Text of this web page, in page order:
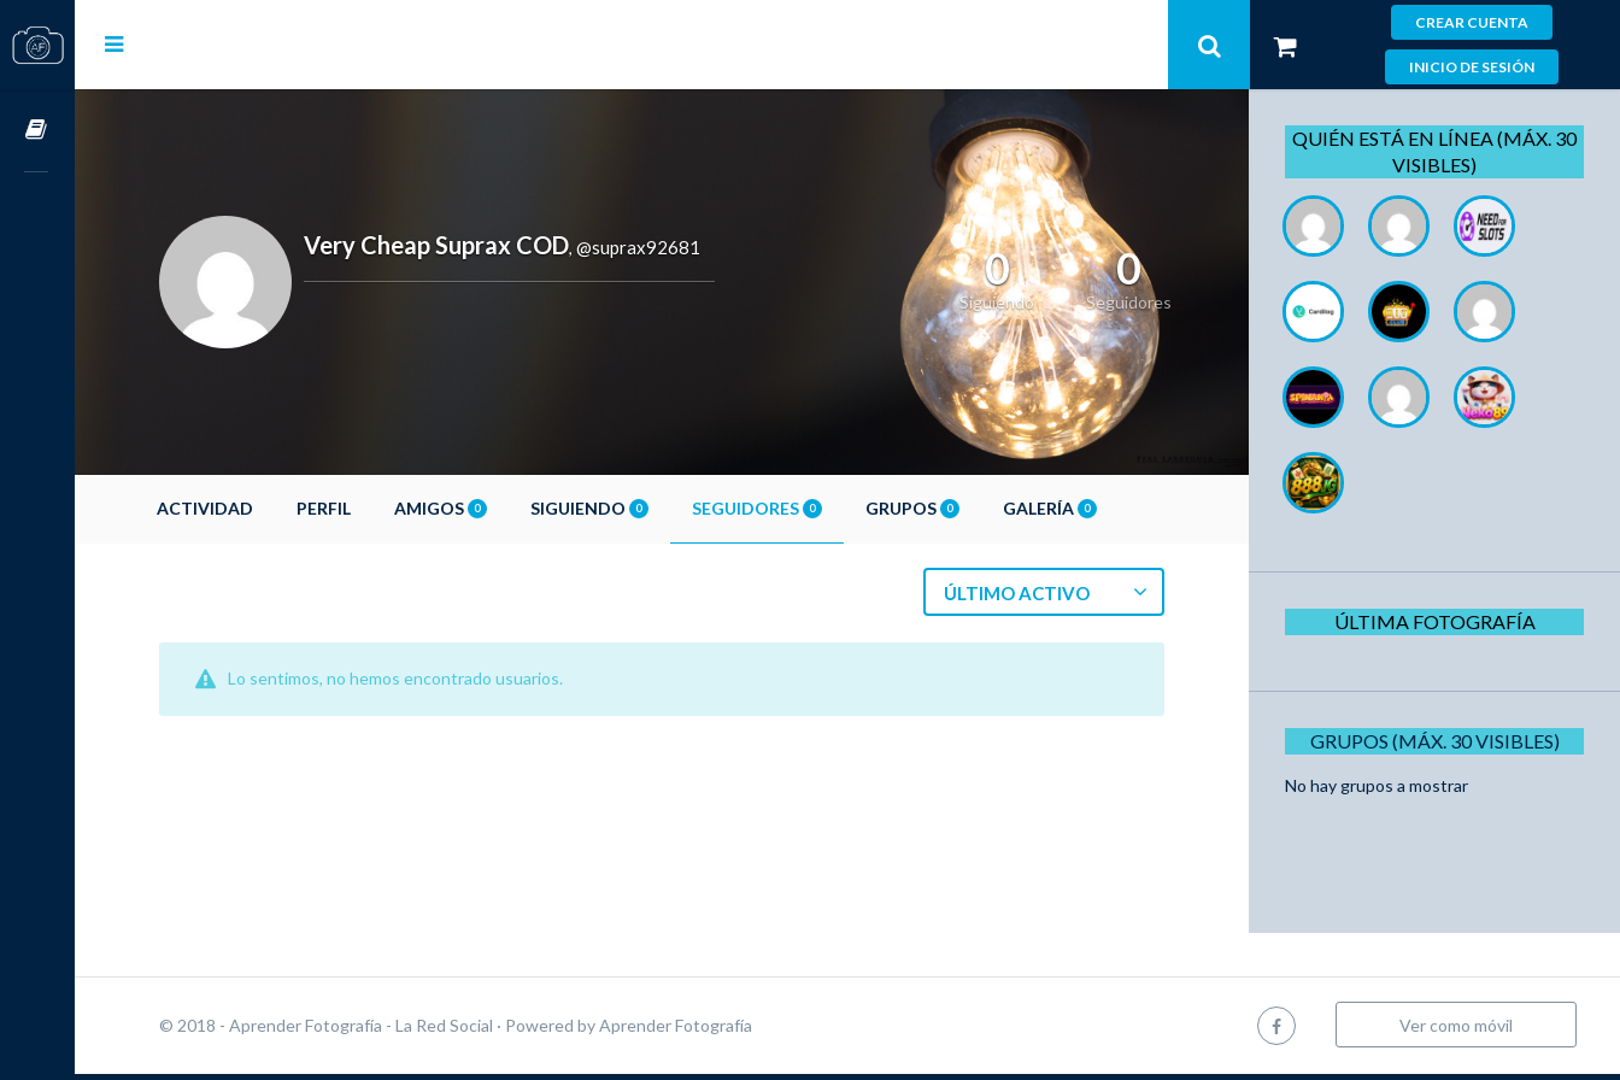
CREAR CUENTA
INICIO DE SESIÓN
Very Cheap Suprax COD, @suprax92681 0
Siguiendo
0
Seguidores
ACTIVIDAD PERFIL AMIGOS 0 SIGUIENDO 0 SEGUIDORES 0 GRUPOS 0 GALERÍA 0
ÚLTIMO ACTIVO
Lo sentimos, no hemos encontrado usuarios.
QUIÉN ESTÁ EN LÍNEA (MÁX. 30
VISIBLES)
ÚLTIMA FOTOGRAFÍA
GRUPOS (MÁX. 30 VISIBLES)
No hay grupos a mostrar
© 2018 - Aprender Fotografía - La Red Social · Powered byAprender Fotografía